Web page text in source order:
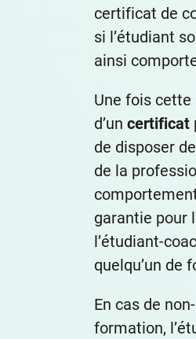
certificat de
si l’étudiant
ainsi
Une fois cette
d’un certificat
de disposer
de la
garantie pour
l’étudiant-
quelqu’un de
En cas de
formation,